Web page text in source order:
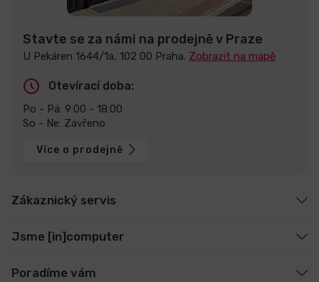
Stavte se za námi na prodejně v Praze
U Pekáren 1644/1a, 102 00 Praha. Zobrazit na mapě
Otevírací doba:
Po - Pá: 9:00 - 18:00
So - Ne: Zavřeno
Více o prodejně
Zákaznický servis
Jsme [in]computer
Poradíme vám